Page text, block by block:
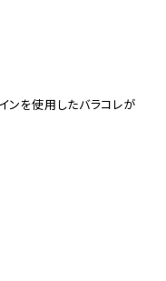
ンを使用したバラコレが